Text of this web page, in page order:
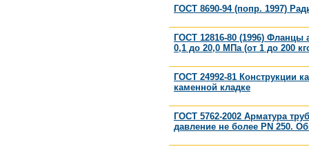
ГОСТ 8690-94 (попр. 1997)
ГОСТ 12816-80 (1996) Фланцы
0,1 до 20,0 МПа (от 1 до 200
ГОСТ 24992-81 Конструкции
каменной кладке
ГОСТ 5762-2002 Арматура
давление не более PN 250.